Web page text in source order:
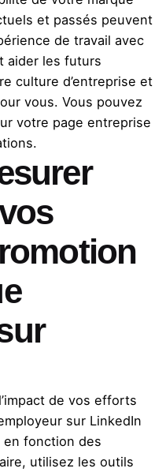
et passés peuvent
de travail avec
aider les futurs
culture d’entreprise et
vous. Vous pouvez
votre page entreprise
de vos efforts
sur LinkedIn
en fonction des
utilisez les outils